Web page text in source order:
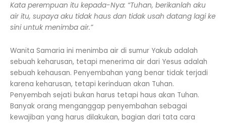
Kata perempuan itu kepada-Nya: “Tuhan, berikanlah aku
air itu, supaya aku tidak haus dan tidak usah datang lagi ke
sini untuk menimba air.”
Wanita Samaria ini menimba air di sumur Yakub adalah
sebuah keharusan, tetapi menerima air dari Yesus adalah
sebuah kehausan. Penyembahan yang benar tidak terjadi
karena keharusan, tetapi kerinduan akan Tuhan.
Penyembah sejati bukan harus tetapi haus akan Tuhan.
Banyak orang menganggap penyembahan sebagai
kewajiban yang harus dilakukan, bagian dari tata cara